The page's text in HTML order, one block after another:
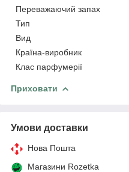
Переважаючий запах
Тип
Вид
Країна-виробник
Клас парфумерії
Приховати
Умови доставки
Нова Пошта
Магазини Rozetka